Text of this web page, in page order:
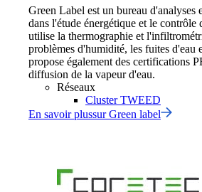
Green Label est un bureau d'analyses
dans l'étude énergétique et le contrôle
utilise la thermographie et
problèmes d'humidité, les fuites d'eau
propose également des certifications
diffusion de la vapeur d'eau.
Réseaux
Cluster TWEED
En savoir plussurGreen label